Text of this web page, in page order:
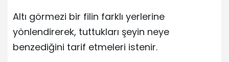
Altı görmezi bir filin farklı yerlerine
yönlendirerek, tuttukları şeyin neye
benzediğini tarif etmeleri istenir.